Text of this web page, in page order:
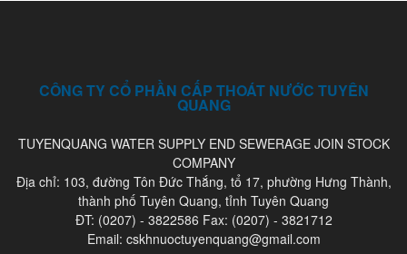
CÔNG TY CỔ PHẦN CẤP THOÁT NƯỚC TUYÊN
QUANG
TUYENQUANG WATER SUPPLY END SEWERAGE JOIN STOCK
COMPANY
Địa chỉ: 103, đường Tôn Đức Thắng, tổ 17, phường Hưng Thành,
thành phố Tuyên Quang, tỉnh Tuyên Quang
ĐT: (0207) - 3822586 Fax: (0207) - 3821712
Email: cskhnuoctuyenquang@gmail.com